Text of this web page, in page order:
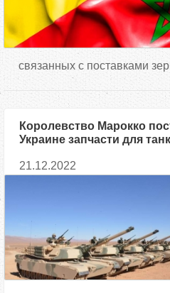
е
ь
связанных с поставками
Королевство Марокко
Украине запчасти для
21.12.2022